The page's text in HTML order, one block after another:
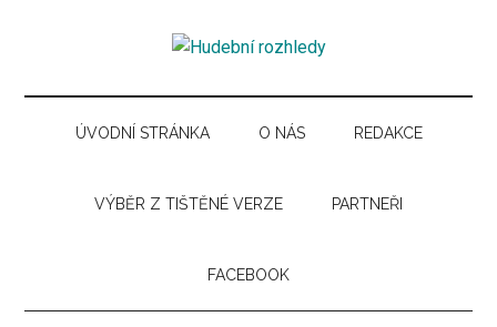
content
menu
sidebar
sidebar
Hudební
rozhledy
pro
hudebníÚVODNÍ STRÁNKA O NÁS REDAKCE
VÝBĚR Z TIŠTĚNÉ VERZE PARTNEŘI
FACEBOOK